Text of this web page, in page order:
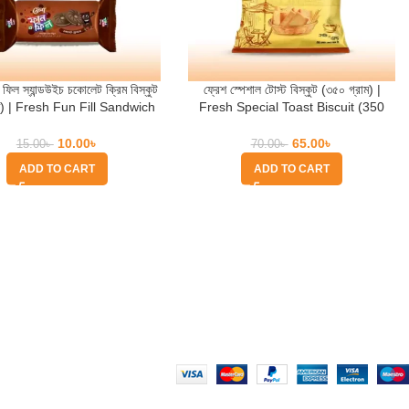
স্যান্ডউইচ চকোলেট ক্রিম বিস্কুট
| Fresh Fun Fill Sandwich
15.00৳ 10.00৳
ADD TO CART
ফ্রেশ স্পেশাল টোস্ট বিস্কুট (৩৫০ গ্রাম) |
Fresh Special Toast Biscuit (350
70.00৳ 65.00৳
ADD TO CART